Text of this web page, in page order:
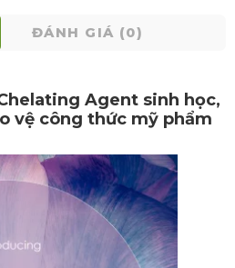
ĐÁNH GIÁ (0)
Agent sinh học,
vệ công thức mỹ phẩm